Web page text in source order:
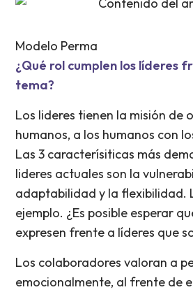
Modelo Perma
¿Qué rol cumplen los líderes
tema?
Los lideres tienen la misión de
humanos, a los humanos con
Las 3 caracterísiticas más
lideres actuales son la
adaptabilidad y la flexibilidad.
ejemplo. ¿Es posible esperar
expresen frente a líderes que
Los colaboradores valoran a
emocionalmente, al frente de